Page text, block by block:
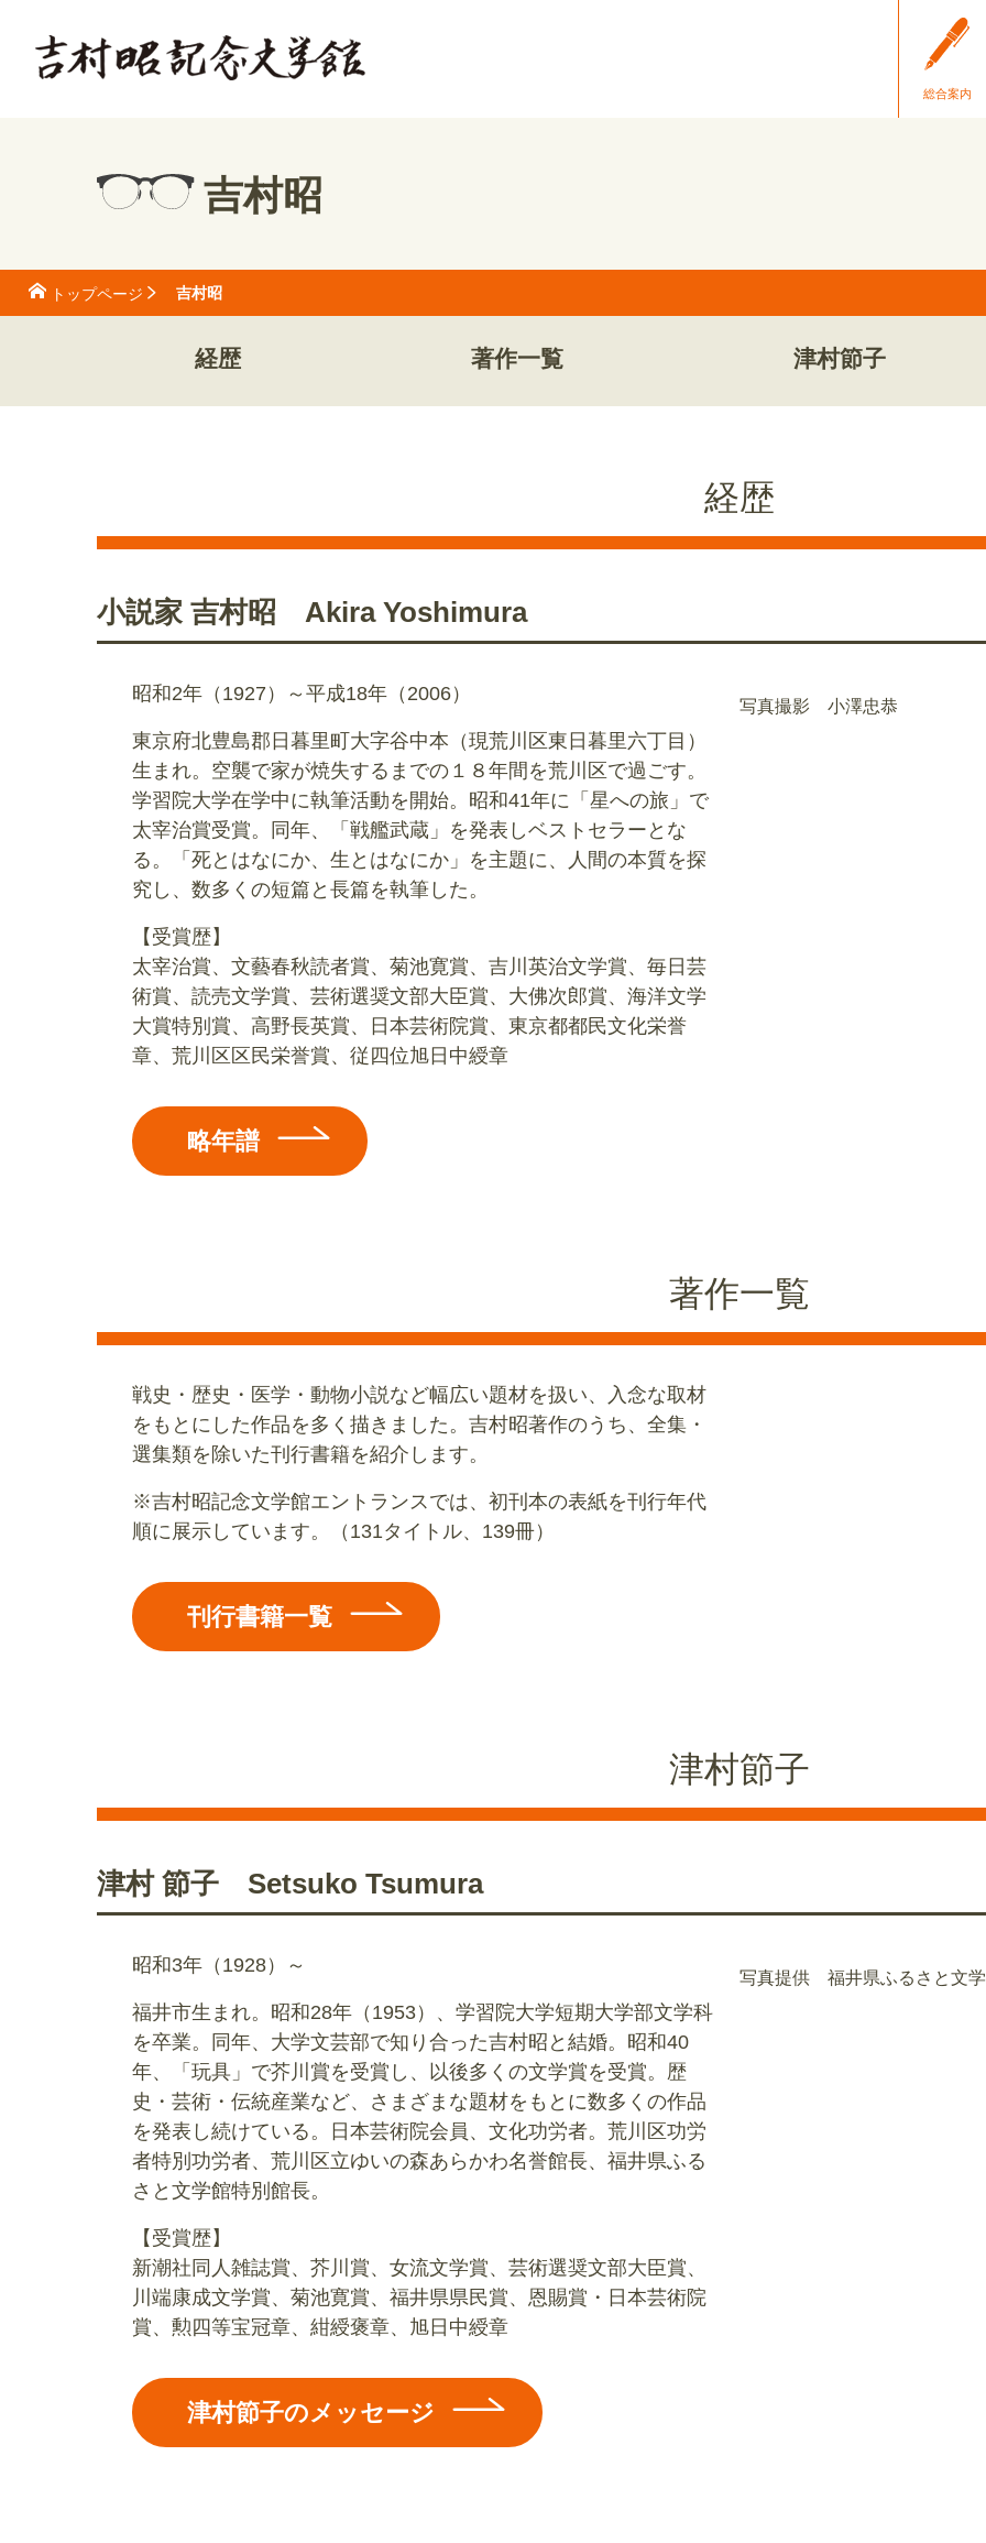
総合案内
吉村昭
トップページ 吉村昭
経歴 著作一覧 津村節子
経歴
小説家 吉村昭 Akira Yoshimura
昭和2年（1927）～平成18年（2006）
東京府北豊島郡日暮里町大字谷中本（現荒川区東日暮里六丁目）
生まれ。空襲で家が焼失するまでの１８年間を荒川区で過ごす。
学習院大学在学中に執筆活動を開始。昭和41年に「星への旅」で
太宰治賞受賞。同年、「戦艦武蔵」を発表しベストセラーとな
る。「死とはなにか、生とはなにか」を主題に、人間の本質を探
究し、数多くの短篇と長篇を執筆した。
【受賞歴】
太宰治賞、文藝春秋読者賞、菊池寛賞、吉川英治文学賞、毎日芸
術賞、読売文学賞、芸術選奨文部大臣賞、大佛次郎賞、海洋文学
大賞特別賞、高野長英賞、日本芸術院賞、東京都都民文化栄誉
章、荒川区区民栄誉賞、従四位旭日中綬章
略年譜
写真撮影 小澤忠恭
著作一覧
戦史・歴史・医学・動物小説など幅広い題材を扱い、入念な取材
をもとにした作品を多く描きました。吉村昭著作のうち、全集・
選集類を除いた刊行書籍を紹介します。
※吉村昭記念文学館エントランスでは、初刊本の表紙を刊行年代
順に展示しています。（131タイトル、139冊）
刊行書籍一覧
津村節子
津村 節子 Setsuko Tsumura
昭和3年（1928）～
福井市生まれ。昭和28年（1953）、学習院大学短期大学部文学科
を卒業。同年、大学文芸部で知り合った吉村昭と結婚。昭和40
年、「玩具」で芥川賞を受賞し、以後多くの文学賞を受賞。歴
史・芸術・伝統産業など、さまざまな題材をもとに数多くの作品
を発表し続けている。日本芸術院会員、文化功労者。荒川区功労
者特別功労者、荒川区立ゆいの森あらかわ名誉館長、福井県ふる
さと文学館特別館長。
【受賞歴】
新潮社同人雑誌賞、芥川賞、女流文学賞、芸術選奨文部大臣賞、
川端康成文学賞、菊池寛賞、福井県県民賞、恩賜賞・日本芸術院
賞、勲四等宝冠章、紺綬褒章、旭日中綬章
津村節子のメッセージ
写真提供 福井県ふるさと文